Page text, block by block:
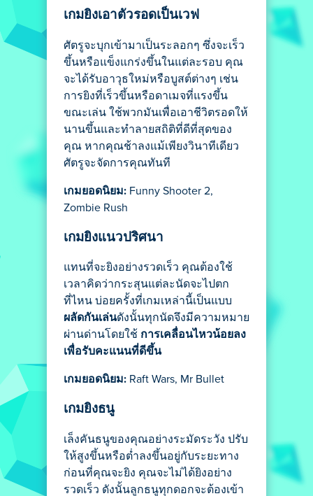
เกมยิงเอาตัวรอดเป็นเวฟ
ศัตรูจะบุกเข้ามาเป็นระลอกๆ ซึ่งจะเร็ว
ขึ้นหรือแข็งแกร่งขึ้นในแต่ละรอบ คุณ
จะได้รับอาวุธใหม่หรือบูสต์ต่างๆ เช่น
การยิงที่เร็วขึ้นหรือดาเมจที่แรงขึ้น
ขณะเล่น ใช้พวกมันเพื่อเอาชีวิตรอดให้
นานขึ้นและทำลายสถิติที่ดีที่สุดของ
คุณ หากคุณช้าลงแม้เพียงวินาทีเดียว
ศัตรูจะจัดการคุณทันที
เกมยอดนิยม: Funny Shooter 2,
Zombie Rush
เกมยิงแนวปริศนา
แทนที่จะยิงอย่างรวดเร็ว คุณต้องใช้
เวลาคิดว่ากระสุนแต่ละนัดจะไปตก
ที่ไหน บ่อยครั้งที่เกมเหล่านี้เป็นแบบ
ผลัดกันเล่นดังนั้นทุกนัดจึงมีความหมาย
ผ่านด่านโดยใช้ การเคลื่อนไหวน้อยลง
เพื่อรับคะแนนที่ดีขึ้น
เกมยอดนิยม: Raft Wars, Mr Bullet
เกมยิงธนู
เล็งคันธนูของคุณอย่างระมัดระวัง ปรับ
ให้สูงขึ้นหรือต่ำลงขึ้นอยู่กับระยะทาง
ก่อนที่คุณจะยิง คุณจะไม่ได้ยิงอย่าง
รวดเร็ว ดังนั้นลูกธนูทุกดอกจะต้องเข้า